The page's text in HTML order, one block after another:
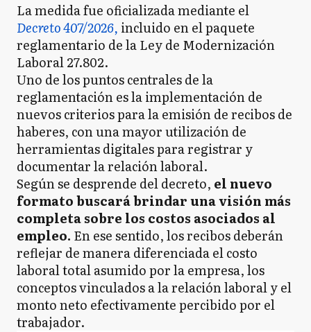
La medida fue oficializada mediante el
Decreto 407/2026, incluido en el paquete
reglamentario de la Ley de Modernización
Laboral 27.802.
Uno de los puntos centrales de la
reglamentación es la implementación de
nuevos criterios para la emisión de recibos de
haberes, con una mayor utilización de
herramientas digitales para registrar y
documentar la relación laboral.
Según se desprende del decreto, el nuevo
formato buscará brindar una visión más
completa sobre los costos asociados al
empleo. En ese sentido, los recibos deberán
reflejar de manera diferenciada el costo
laboral total asumido por la empresa, los
conceptos vinculados a la relación laboral y el
monto neto efectivamente percibido por el
trabajador.